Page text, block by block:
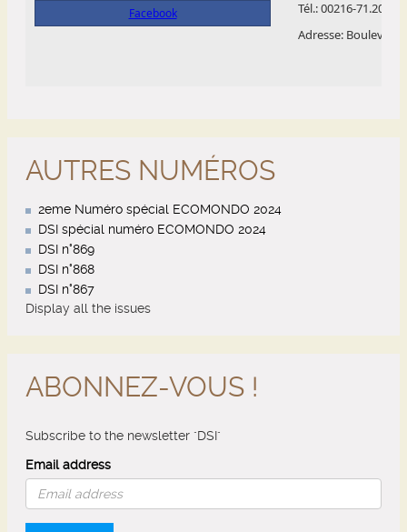
AUTRES NUMÉROS
2eme Numéro spécial ECOMONDO 2024
DSI spécial numéro ECOMONDO 2024
DSI n°869
DSI n°868
DSI n°867
Display all the issues
ABONNEZ-VOUS !
Subscribe to the newsletter "DSI"
Email address